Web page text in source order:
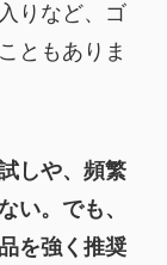
りなど、ゴ
ともありま
しや、頻繁
い。でも、
を強く推奨